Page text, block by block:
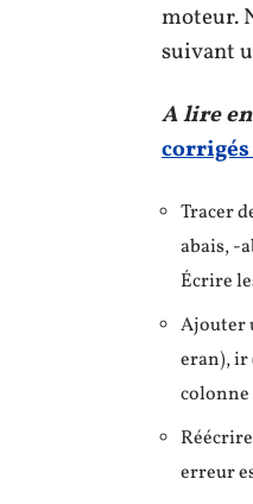
moteur.
suivant
A lire
Tracer
abais, -
Écrire
Ajouter
eran), ir
colonne
erreur